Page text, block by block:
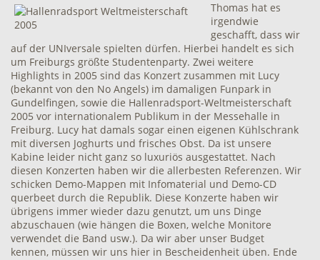
Thomas hat es
irgendwie
geschafft, dass wir
auf der UNIversale spielten dürfen. Hierbei handelt es sich
um Freiburgs größte Studentenparty. Zwei weitere
Highlights in 2005 sind das Konzert zusammen mit Lucy
(bekannt von den No Angels) im damaligen Funpark in
Gundelfingen, sowie die Hallenradsport-Weltmeisterschaft
2005 vor internationalem Publikum in der Messehalle in
Freiburg. Lucy hat damals sogar einen eigenen Kühlschrank
mit diversen Joghurts und frisches Obst. Da ist unsere
Kabine leider nicht ganz so luxuriös ausgestattet. Nach
diesen Konzerten haben wir die allerbesten Referenzen. Wir
schicken Demo-Mappen mit Infomaterial und Demo-CD
querbeet durch die Republik. Diese Konzerte haben wir
übrigens immer wieder dazu genutzt, um uns Dinge
abzuschauen (wie hängen die Boxen, welche Monitore
verwendet die Band usw.). Da wir aber unser Budget
kennen, müssen wir uns hier in Bescheidenheit üben. Ende